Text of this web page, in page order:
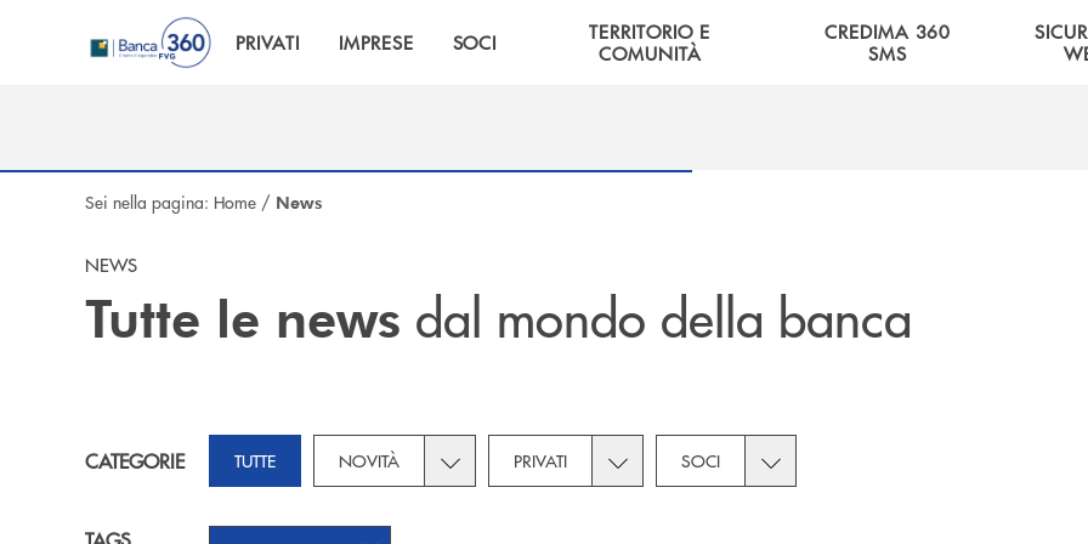
Salta al contenuto principale
PRIVATI IMPRESE SOCI
TERRITORIO E
COMUNITÀ
CREDIMA 360
SMS
Sei nella pagina: Home / News
NEWS
Tutte le news dal mondo della banca
CATEGORIE TUTTE NOVITÀ Toggle subcategories dropdown for Novità
PRIVATI Toggle subcategories dropdown for Privati
SOCI Toggle subcategories dropdown for Soci